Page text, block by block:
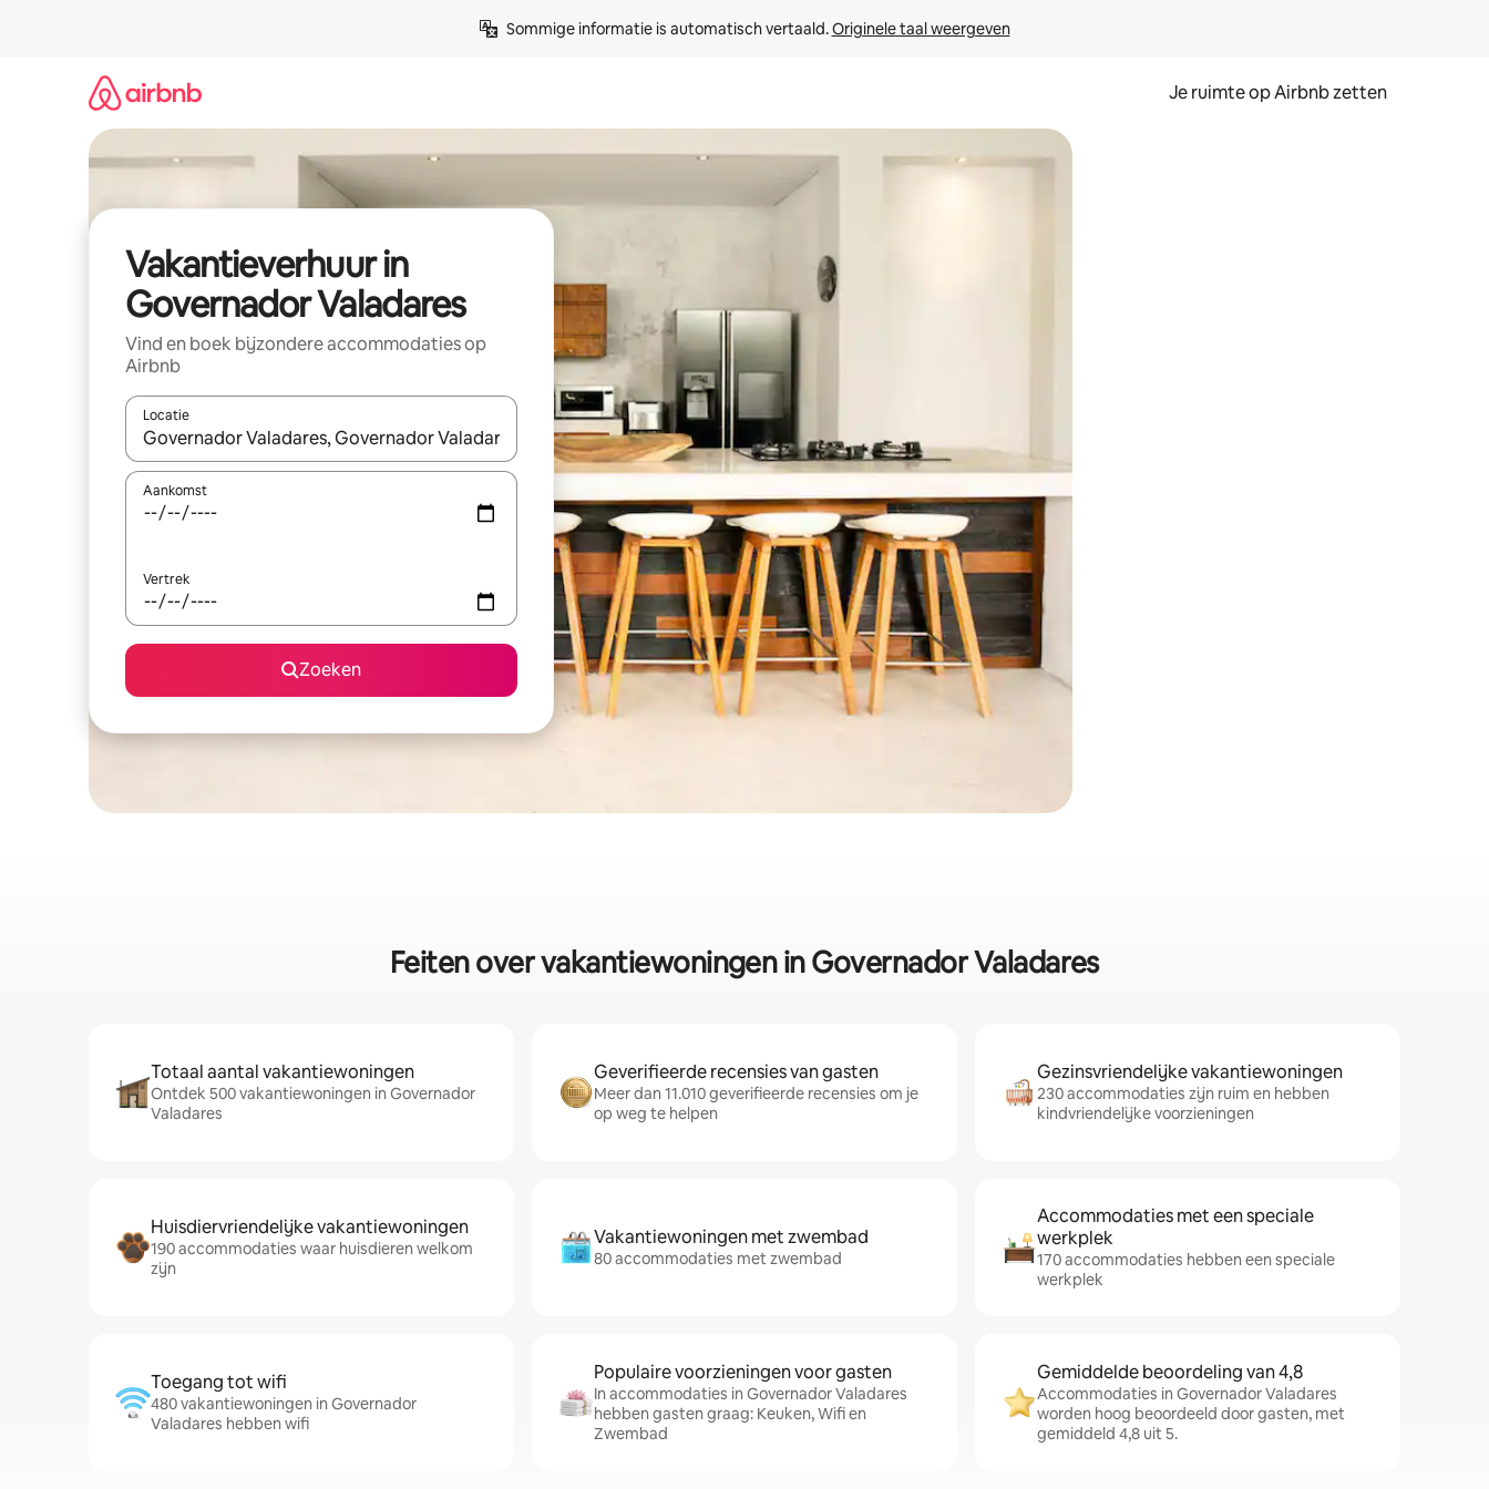
Sommige informatie is automatisch vertaald. Originele taal weergeven
Je ruimte op Airbnb zetten
Vakantieverhuur in
Governador Valadares
Vind en boek bijzondere accommodaties op
Airbnb
Locatie
Wanneer er suggesties beschikbaar zijn, maak je een keuze met je de pijltjestoetsen omhoog en omlaag, óf door te tikken of swipen.
Aankomst
Vertrek
Zoeken
Feiten over vakantiewoningen in Governador Valadares
Totaal aantal vakantiewoningen
Ontdek 500 vakantiewoningen in Governador
Valadares
Geverifieerde recensies van gasten
Meer dan 11.010 geverifieerde recensies om je
op weg te helpen
Gezinsvriendelijke vakantiewoningen
230 accommodaties zijn ruim en hebben
kindvriendelijke voorzieningen
Huisdiervriendelijke vakantiewoningen
190 accommodaties waar huisdieren welkom
zijn
Vakantiewoningen met zwembad
80 accommodaties met zwembad
Accommodaties met een speciale
werkplek
170 accommodaties hebben een speciale
werkplek
Toegang tot wifi
480 vakantiewoningen in Governador
Valadares hebben wifi
Populaire voorzieningen voor gasten
In accommodaties in Governador Valadares
hebben gasten graag: Keuken, Wifi en
Zwembad
Gemiddelde beoordeling van 4,8
Accommodaties in Governador Valadares
worden hoog beoordeeld door gasten, met
gemiddeld 4,8 uit 5.